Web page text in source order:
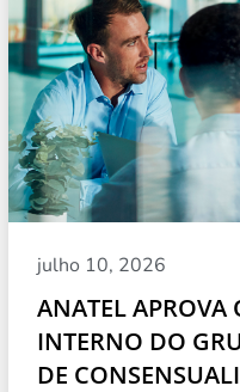
julho 10, 2026
ANATEL APROVA
INTERNO DO
DE